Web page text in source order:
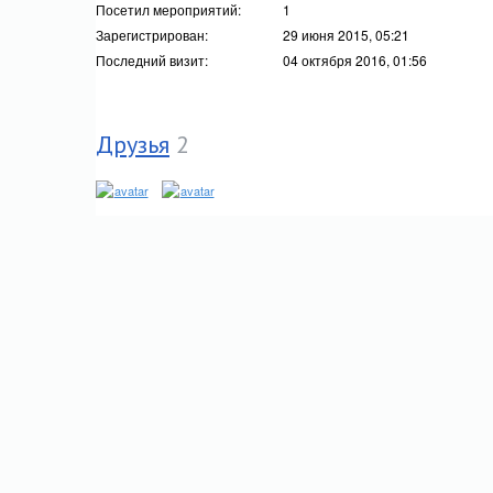
Посетил мероприятий:
1
Зарегистрирован:
29 июня 2015, 05:21
Последний визит:
04 октября 2016, 01:56
Друзья 2